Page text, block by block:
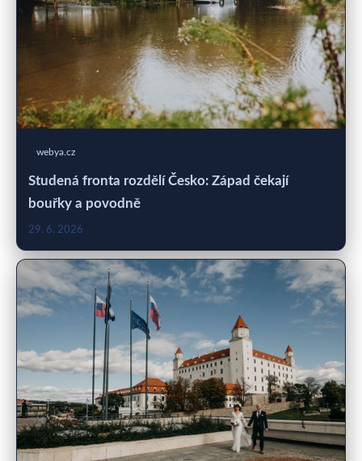
webya.cz
Studená fronta rozdělí Česko: Západ čekají
bouřky a povodně
29. 6. 2026